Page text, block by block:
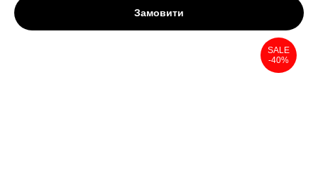
Замовити
SALE
-40%